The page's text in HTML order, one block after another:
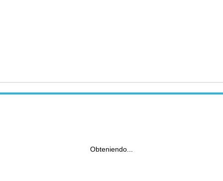
Obteniendo...